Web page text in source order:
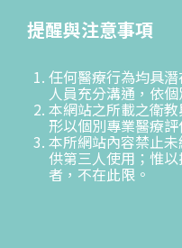
提醒與注意事項
任何醫療行為均具
人員充分溝通，依
本網站之所載之衛
形以個別專業醫療評
本所網站內容禁止
供第三人使用；惟
者，不在此限。